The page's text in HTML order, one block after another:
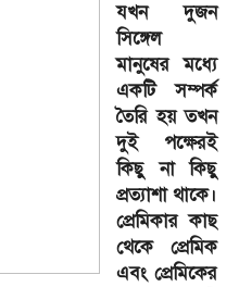
যখন দুজন
সিঙ্গেল
মানুষের মধ্যে
একটি সম্পর্ক
তৈরি হয় তখন
দুই পক্ষেরই
কিছু না কিছু
প্রত্যাশা থাকে।
প্রেমিকার কাছ
থেকে প্রেমিক
এবং প্রেমিকের